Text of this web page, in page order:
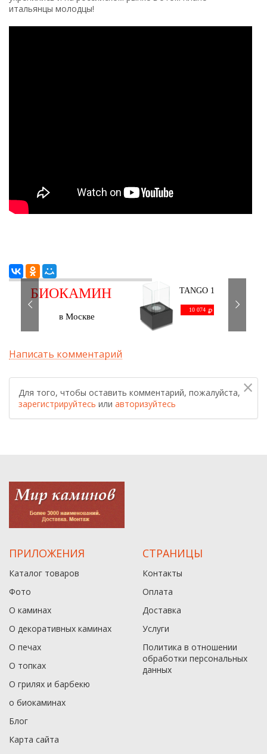
итальянцы молодцы!
БИОКАМИН
в Москве
TANGO 1
10 074
Написать комментарий
×
Для того, чтобы оставить комментарий, пожалуйста,
зарегистрируйтесь или авторизуйтесь
ПРИЛОЖЕНИЯ
Каталог товаров
Фото
О каминах
О декоративных каминах
О печах
О топках
О грилях и барбекю
о биокаминах
Блог
Карта сайта
СТРАНИЦЫ
Контакты
Оплата
Доставка
Услуги
Политика в отношении
обработки персональных
данныx